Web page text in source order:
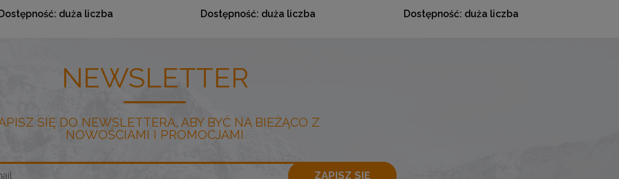
duża liczba Dostępność: duża liczba Dostępność: duża liczba
NEWSLETTER
SIĘ DO NEWSLETTERA, ABY BYĆ NA BIEŻĄCO Z
NOWOŚCIAMI I PROMOCJAMI
ZAPISZ SIĘ